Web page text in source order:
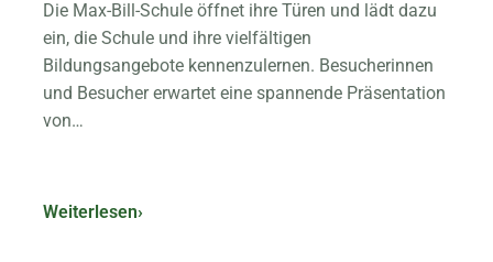
Die Max-Bill-Schule öffnet ihre Türen und lädt dazu
ein, die Schule und ihre vielfältigen
Bildungsangebote kennenzulernen. Besucherinnen
und Besucher erwartet eine spannende Präsentation
von…
Weiterlesen›